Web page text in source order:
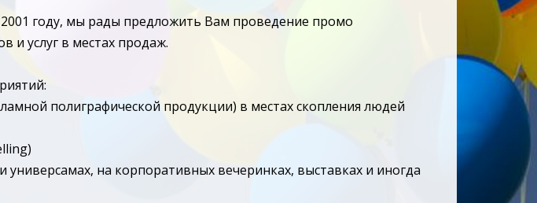
году, мы рады предложить Вам проведение промо
и услуг в местах продаж.
полиграфической продукции) в местах скопления людей
на корпоративных вечеринках, выставках и иногда